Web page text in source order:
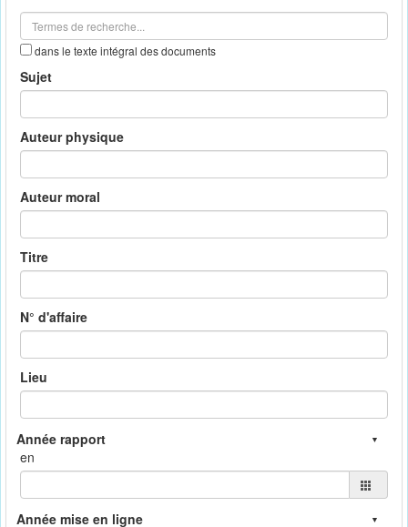
dans le texte intégral des documents
Sujet
Auteur physique
Auteur moral
Titre
N° d'affaire
Lieu
en